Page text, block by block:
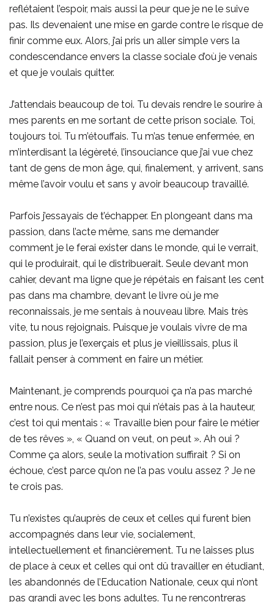
reflétaient l’espoir, mais aussi la peur que je ne le suive
pas. Ils devenaient une mise en garde contre le risque de
finir comme eux. Alors, j’ai pris un aller simple vers la
condescendance envers la classe sociale d’où je venais
et que je voulais quitter.
J’attendais beaucoup de toi. Tu devais rendre le sourire à
mes parents en me sortant de cette prison sociale. Toi,
toujours toi. Tu m’étouffais. Tu m’as tenue enfermée, en
m’interdisant la légèreté, l’insouciance que j’ai vue chez
tant de gens de mon âge, qui, finalement, y arrivent, sans
même l’avoir voulu et sans y avoir beaucoup travaillé.
Parfois j’essayais de t’échapper. En plongeant dans ma
passion, dans l’acte même, sans me demander
comment je le ferai exister dans le monde, qui le verrait,
qui le produirait, qui le distribuerait. Seule devant mon
cahier, devant ma ligne que je répétais en faisant les cent
pas dans ma chambre, devant le livre où je me
reconnaissais, je me sentais à nouveau libre. Mais très
vite, tu nous rejoignais. Puisque je voulais vivre de ma
passion, plus je l’exerçais et plus je vieillissais, plus il
fallait penser à comment en faire un métier.
Maintenant, je comprends pourquoi ça n’a pas marché
entre nous. Ce n’est pas moi qui n’étais pas à la hauteur,
c’est toi qui mentais : « Travaille bien pour faire le métier
de tes rêves », « Quand on veut, on peut ». Ah oui ?
Comme ça alors, seule la motivation suffirait ? Si on
échoue, c’est parce qu’on ne l’a pas voulu assez ? Je ne
te crois pas.
Tu n’existes qu’auprès de ceux et celles qui furent bien
accompagnés dans leur vie, socialement,
intellectuellement et financièrement. Tu ne laisses plus
de place à ceux et celles qui ont dû travailler en étudiant,
les abandonnés de l’Education Nationale, ceux qui n’ont
pas grandi avec les bons adultes. Tu ne rencontreras